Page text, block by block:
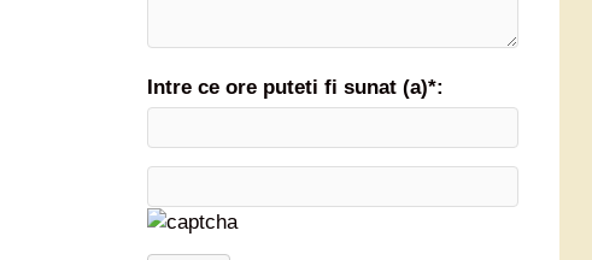
Intre ce ore puteti fi sunat (a)*: